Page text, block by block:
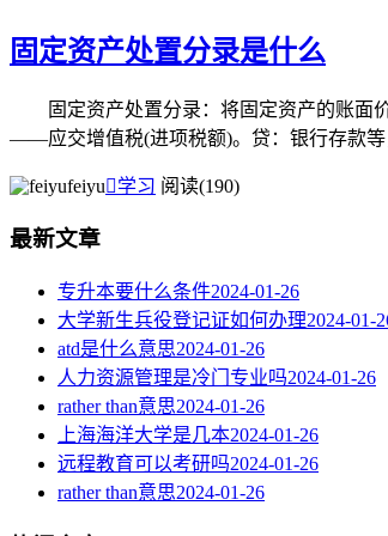
固定资产处置分录是什么
固定资产处置分录：将固定资产的账面价
——应交增值税(进项税额)。贷：银行存款等
feiyu学习 阅读(190)
最新文章
专升本要什么条件2024-01-26
大学新生兵役登记证如何办理2024-01-
atd是什么意思2024-01-26
人力资源管理是冷门专业吗2024-01-26
rather than意思2024-01-26
上海海洋大学是几本2024-01-26
远程教育可以考研吗2024-01-26
rather than意思2024-01-26